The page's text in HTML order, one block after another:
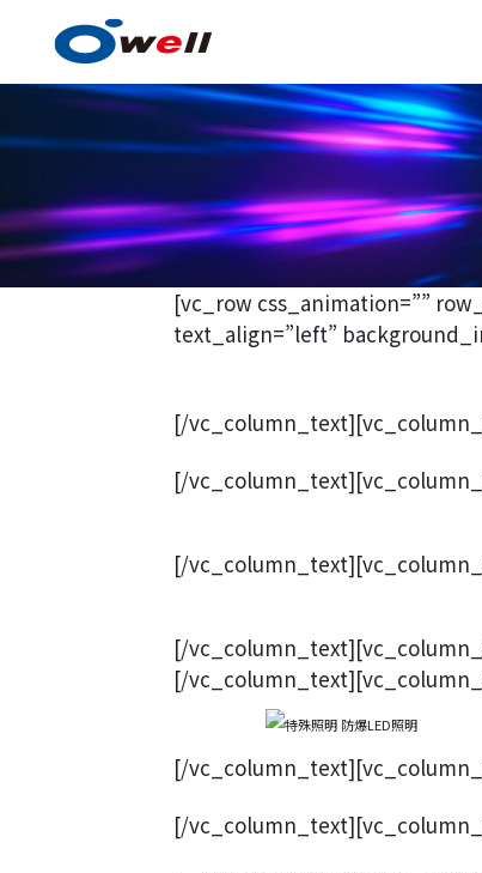
Paint and Coating
Advantages in
Product items
[vc_row css_animation=””
text_align=”left”
[/
[/
[/
[/
[/
[/
[/